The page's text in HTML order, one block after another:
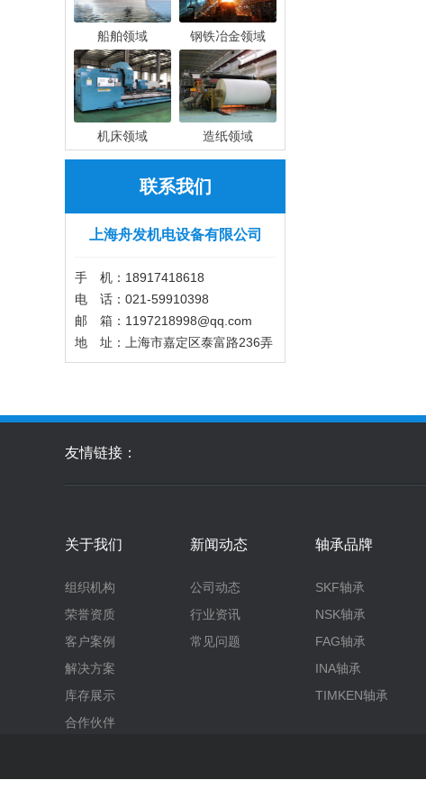
船舶领域 钢铁冶金领域
机床领域 造纸领域
联系我们
上海舟发机电设备有限公司
手 机：18917418618
电 话：021-59910398
邮 箱：1197218998@qq.com
地 址：上海市嘉定区泰富路236弄
友情链接：
关于我们
组织机构
荣誉资质
客户案例
解决方案
库存展示
合作伙伴
新闻动态
公司动态
行业资讯
常见问题
轴承品牌
SKF轴承
NSK轴承
FAG轴承
INA轴承
TIMKEN轴承